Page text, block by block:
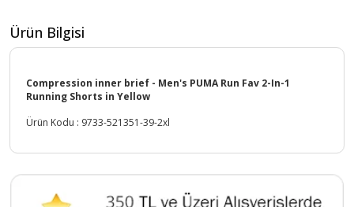
Ürün Bilgisi
Compression inner brief - Men's PUMA Run Fav 2-In-1
Running Shorts in Yellow
Ürün Kodu : 9733-521351-39-2xl